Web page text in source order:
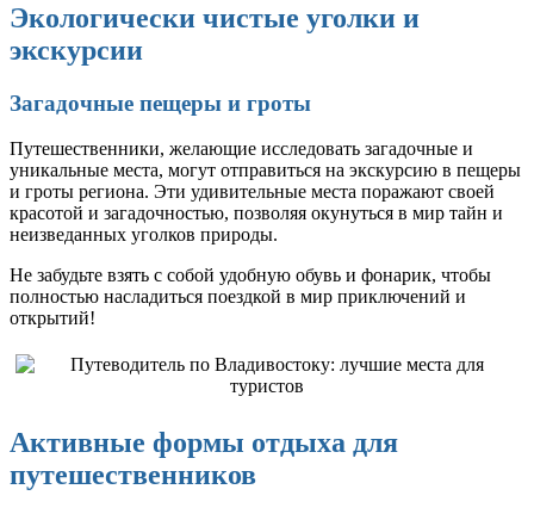
Экологически чистые уголки и
экскурсии
Загадочные пещеры и гроты
Путешественники, желающие исследовать загадочные и
уникальные места, могут отправиться на экскурсию в пещеры
и гроты региона. Эти удивительные места поражают своей
красотой и загадочностью, позволяя окунуться в мир тайн и
неизведанных уголков природы.
Не забудьте взять с собой удобную обувь и фонарик, чтобы
полностью насладиться поездкой в мир приключений и
открытий!
Активные формы отдыха для
путешественников